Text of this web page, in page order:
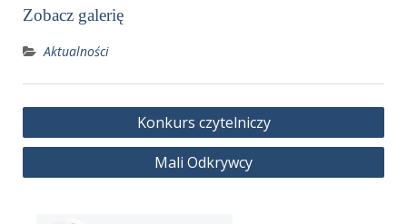
Zobacz galerię
Aktualności
Nawigacja
wpisu
Konkurs czytelniczy
Mali Odkrywcy